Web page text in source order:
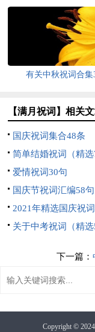
有关中秋祝词合集
【满月祝词】相关文
国庆祝词集合48条
简单结婚祝词（精选
爱情祝词30句
国庆节祝词汇编58句
2021年精选国庆祝
关于中考祝词（精选
下一篇：
Copyright © 2024